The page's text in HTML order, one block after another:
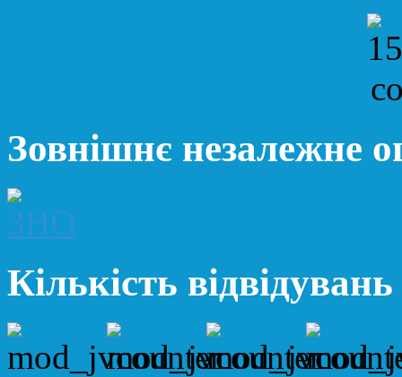
Зовнішнє незалежне
Кількість відвідувань